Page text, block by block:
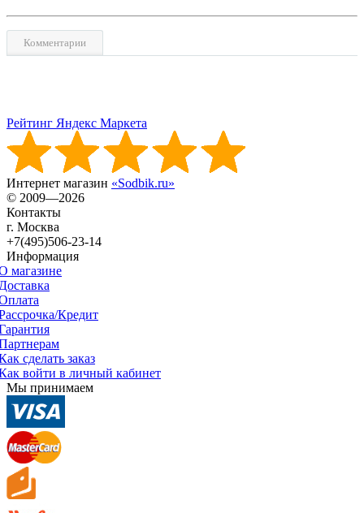
Комментарии
Рейтинг Яндекс Маркета
Интернет магазин «Sodbik.ru»
© 2009—2026
Контакты
г. Москва
+7(495)506-23-14
Информация
магазине
Кредит
сделать заказ
войти в личный кабинет
Мы принимаем